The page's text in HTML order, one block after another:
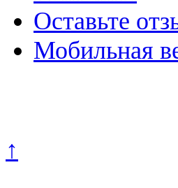
Оставьте
Мобильная
↑